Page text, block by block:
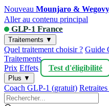
Nouveau Mounjaro &
Aller au contenu principal
GLP-1 France
Traitements ▼
Quel traitement choisir ? Guide
Traitements
Prix Effets Test d'éligibilité
Plus ▼
Coach GLP-1 (gratuit)